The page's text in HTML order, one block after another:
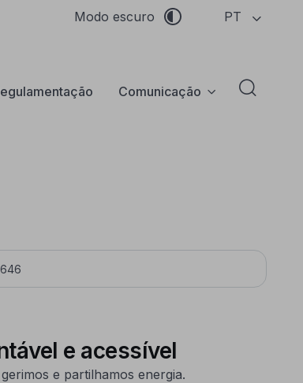
Modo escuro PT
Comunicação Abrir
e acessível
e partilhamos energia.